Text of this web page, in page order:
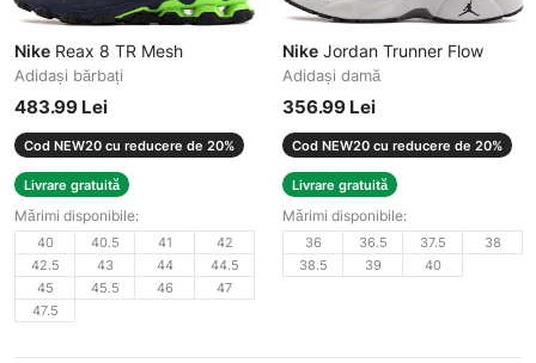
Nike Reax 8 TR Mesh
Adidași bărbați
483.99 Lei
Cod NEW20 cu reducere de 20%
Livrare gratuită
Mărimi disponibile:
40 40.5 41
42
42.5
43 44
44.5
45
45.5 46
47
47.5
Nike Jordan Trunner Flow
Adidași damă
356.99 Lei
Cod NEW20 cu reducere de 20%
Livrare gratuită
Mărimi disponibile:
36 36.5 37.5
38
38.5
39 40